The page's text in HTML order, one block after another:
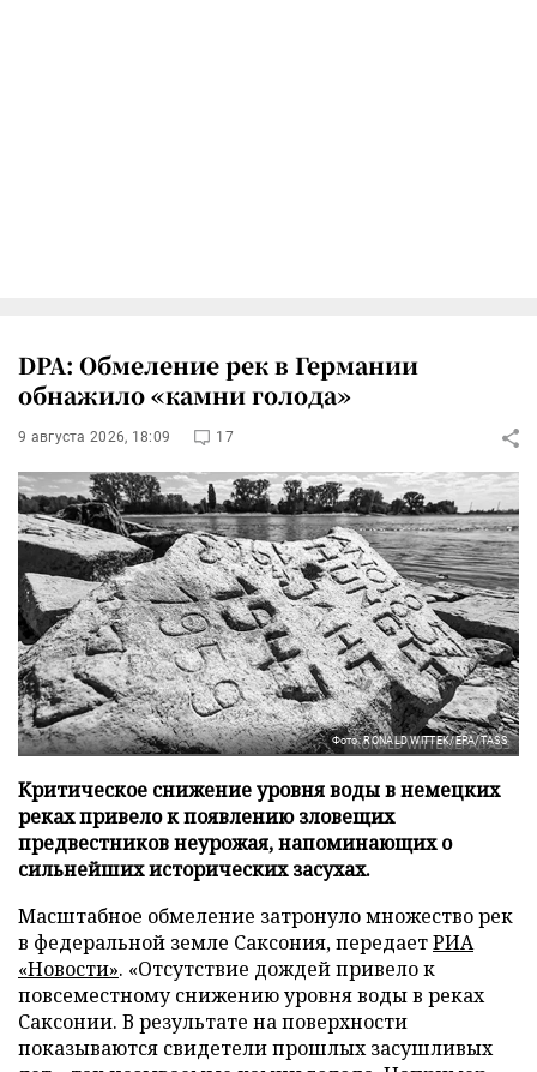
DPA: Обмеление рек в Германии
обнажило «камни голода»
9 августа 2026, 18:09 17
Фото: RONALD WITTEK/EPA/TASS
Критическое снижение уровня воды в немецких
реках привело к появлению зловещих
предвестников неурожая, напоминающих о
сильнейших исторических засухах.
Масштабное обмеление затронуло множество рек
в федеральной земле Саксония, передаетРИА
«Новости». «Отсутствие дождей привело к
повсеместному снижению уровня воды в реках
Саксонии. В результате на поверхности
показываются свидетели прошлых засушливых